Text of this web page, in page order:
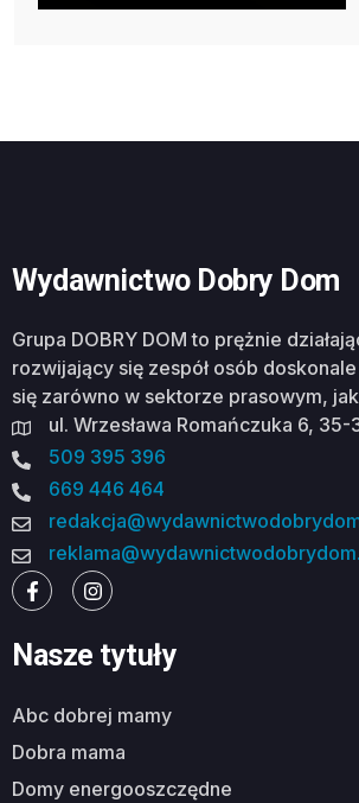
Wydawnictwo Dobry Dom
Grupa DOBRY DOM to prężnie
rozwijający się zespół osób
się zarówno w sektorze prasowym,
ul. Wrzesława Romańczuka 6,
509 395 396
669 446 464
Nasze tytuły
abc dobrej mamy
dobra mama
domy energooszczędne